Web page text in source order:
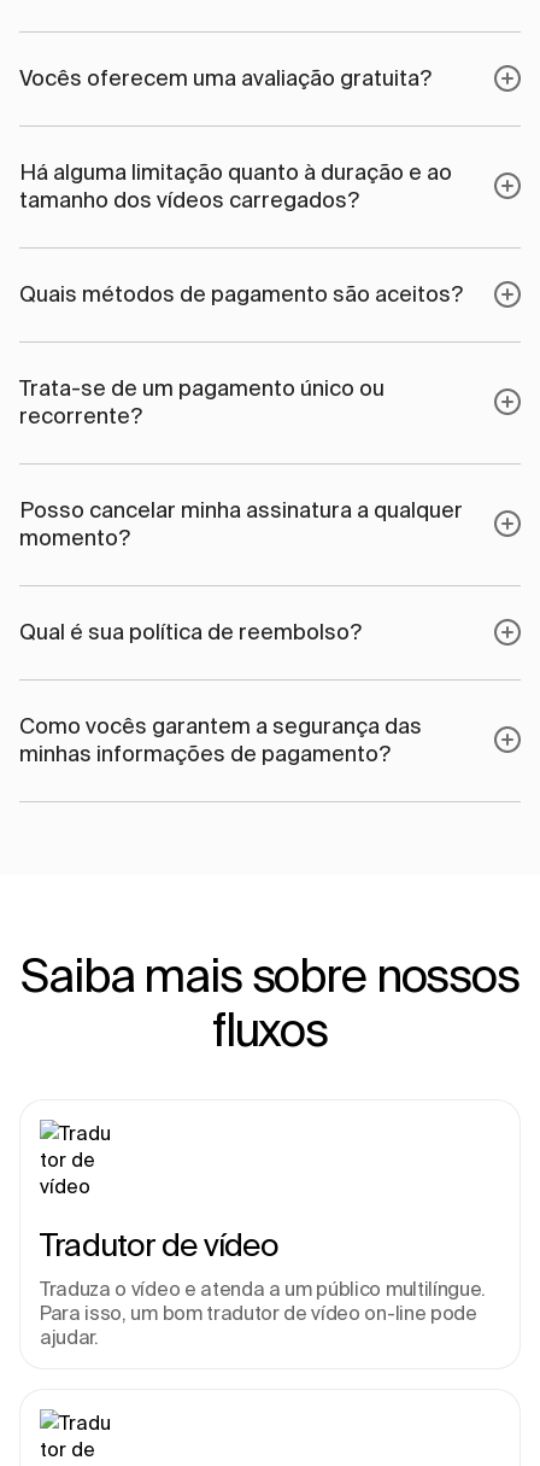
Vocês oferecem uma avaliação gratuita?
Há alguma limitação quanto à duração e ao
tamanho dos vídeos carregados?
Quais métodos de pagamento são aceitos?
Trata-se de um pagamento único ou
recorrente?
Posso cancelar minha assinatura a qualquer
momento?
Qual é sua política de reembolso?
Como vocês garantem a segurança das
minhas informações de pagamento?
Saiba mais sobre nossos
fluxos
Tradutor de vídeo
Traduza o vídeo e atenda a um público multilíngue.
Para isso, um bom tradutor de vídeo on-line pode
ajudar.